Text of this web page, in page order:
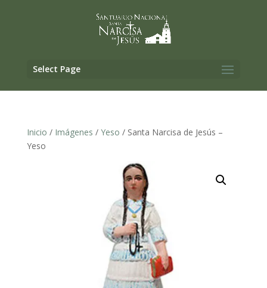
Select Page
Inicio / Imágenes / Yeso / Santa Narcisa de Jesús –
Yeso